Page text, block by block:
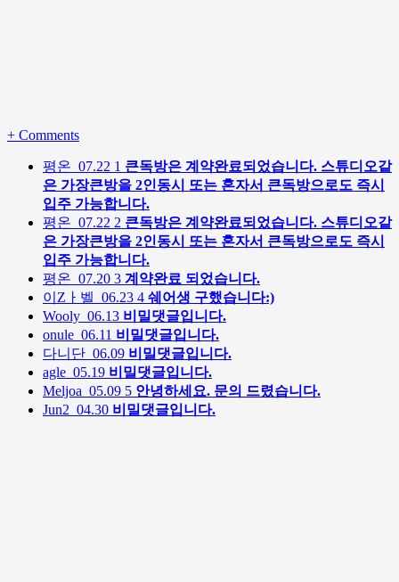
+ Comments
평온 07.22 1 큰독방은 계약완료되었습니다. 스튜디오같
은 가장큰방을 2인동시 또는 혼자서 큰독방으로도 즉시
입주 가능합니다.
평온 07.22 2 큰독방은 계약완료되었습니다. 스튜디오같
은 가장큰방을 2인동시 또는 혼자서 큰독방으로도 즉시
입주 가능합니다.
평온 07.20 3 계약완료 되었습니다.
이Zㅏ벨 06.23 4 쉐어생 구했습니다:)
Wooly 06.13 비밀댓글입니다.
onule 06.11 비밀댓글입니다.
다니단 06.09 비밀댓글입니다.
agle 05.19 비밀댓글입니다.
Meljoa 05.09 5 안녕하세요. 문의 드렸습니다.
Jun2 04.30 비밀댓글입니다.